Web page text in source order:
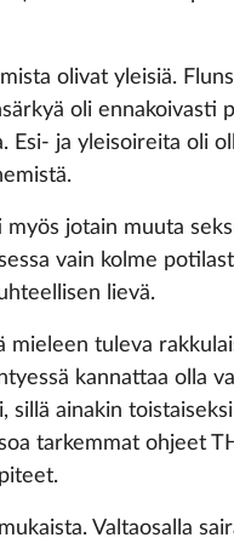
olivat yleisiä.
oli ennakoivasti
Esi- ja yleisoireita oli
jotain muuta
vain kolme
lievä.
mieleen tuleva
kannattaa olla
sillä ainakin
tarkemmat ohjeet
Valtaosalla